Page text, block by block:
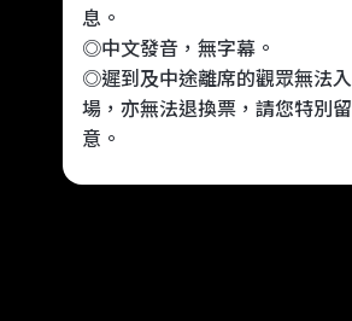
息。
◎中文發音，無字幕。
◎遲到及中途離席的觀眾無法入
場，亦無法退換票，請您特別留
意。